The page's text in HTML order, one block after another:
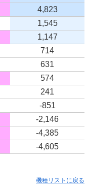
4,823
1,545
1,147
714
631
574
241
-851
-2,146
-4,385
-4,605
機種リストに戻る